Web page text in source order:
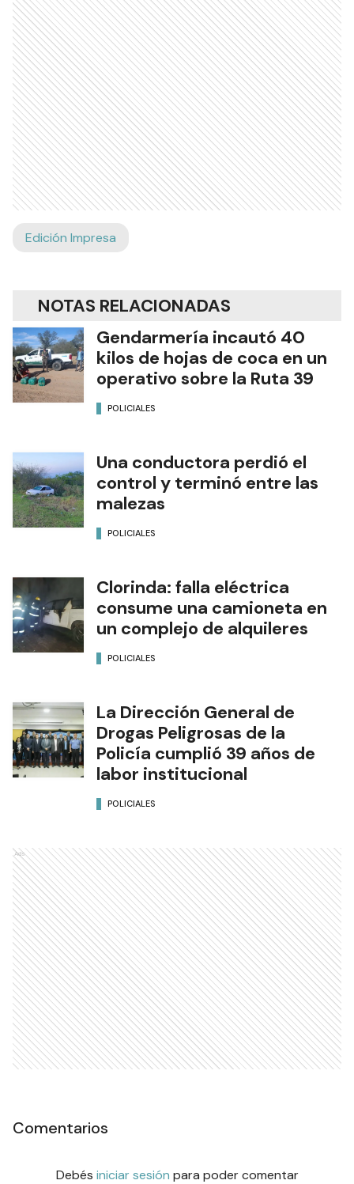
Edición Impresa
NOTAS RELACIONADAS
Gendarmería incautó 40
kilos de hojas de coca en un
operativo sobre la Ruta 39
POLICIALES
Una conductora perdió el
control y terminó entre las
malezas
POLICIALES
Clorinda: falla eléctrica
consume una camioneta en
un complejo de alquileres
POLICIALES
La Dirección General de
Drogas Peligrosas de la
Policía cumplió 39 años de
labor institucional
POLICIALES
Ads
Comentarios
Debés iniciar sesión para poder comentar